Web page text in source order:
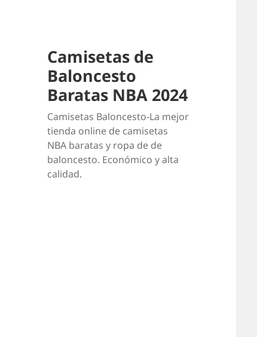
Camisetas de
Baloncesto
Baratas NBA 2024
Camisetas Baloncesto-La mejor
tienda online de camisetas
NBA baratas y ropa de de
baloncesto. Económico y alta
calidad.